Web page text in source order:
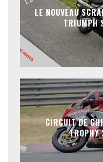
LE NOUVEAU
TRIUMPH
CIRCUIT DE